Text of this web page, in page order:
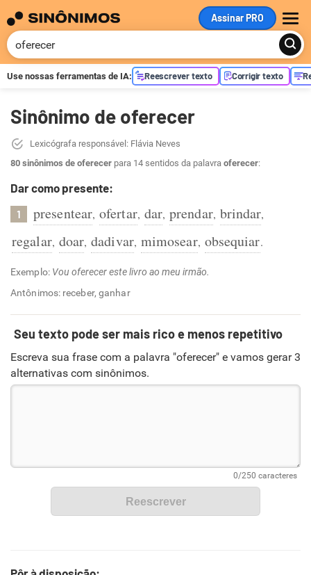
Assinar PRO
Use nossas ferramentas de IA: Reescrever texto Corrigir texto
Sinônimo de oferecer
Lexicógrafa responsável: Flávia Neves
80 sinônimos de oferecer para 14 sentidos da palavra oferecer:
Dar como presente:
1 presentear, ofertar, dar, prendar, brindar,
regalar, doar, dadivar, mimosear, obsequiar.
Exemplo: Vou oferecer este livro ao meu irmão.
Antônimos: receber, ganhar
Seu texto pode ser mais rico e menos repetitivo
Escreva sua frase com a palavra "oferecer" e vamos gerar 3
alternativas com sinônimos.